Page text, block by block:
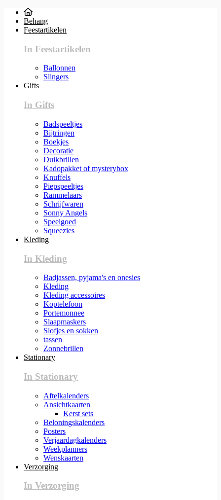
Behang
Feestartikelen
In Feestartikelen
Ballonnen
Slingers
Gifts
In Gifts
Badspeeltjes
Bijtringen
Boekjes
Decoratie
Duikbrillen
Kadopakket of mysterybox
Knuffels
Piepspeeltjes
Rammelaars
Schrijfwaren
Sonny Angels
Speelgoed
Squeezies
Kleding
In Kleding
Badjassen, pyjama's en onesies
Kleding
Kleding accessoires
Koptelefoon
Portemonnee
Slaapmaskers
Slofjes en sokken
tassen
Zonnebrillen
Stationary
In Stationary
Aftelkalenders
Ansichtkaarten
Kerst sets
Beloningskalenders
Posters
Verjaardagkalenders
Weekplanners
Wenskaarten
Verzorging
In Verzorging